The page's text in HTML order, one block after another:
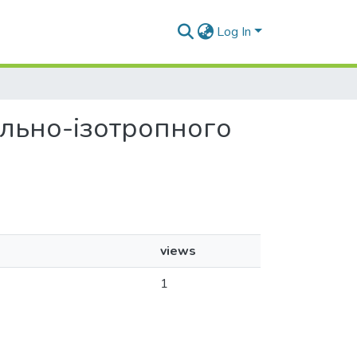
Log In
ізотропного
views
1